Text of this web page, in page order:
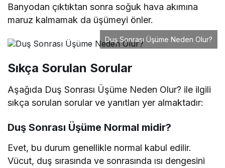
Banyodan çıktıktan sonra soğuk hava akımına
maruz kalmamak da üşümeyi önler.
Duş Sonrası Üşüme Neden Olur?
Sıkça Sorulan Sorular
Aşağıda Duş Sonrası Üşüme Neden Olur? ile ilgili
sıkça sorulan sorular ve yanıtları yer almaktadır:
Duş Sonrası Üşüme Normal midir?
Evet, bu durum genellikle normal kabul edilir.
Vücut, duş sırasında ve sonrasında ısı dengesini